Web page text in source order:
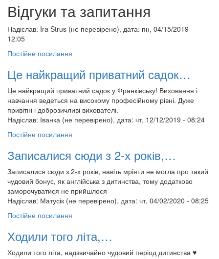
Відгуки та запитання
Надіслав: Ira Strus (не перевірено), дата: пн, 04/15/2019 -
12:05
Постійне посилання
Це найкращий приватний садок…
Це найкращий приватний садок у Франківську! Виховання і
навчання ведеться на високому професійному рівні. Дуже
привітні і доброзичливі вихователі.
Надіслав: Іванка (не перевірено), дата: чт, 12/12/2019 - 08:24
Постійне посилання
Записалися сюди з 2-х років,…
Записалися сюди з 2-х років, навіть мріяти не могла про такий
чудовий бонус, як англійська з дитинства, тому додатково
заморочуватися не прийшлося
Надіслав: Матусік (не перевірено), дата: чт, 04/02/2020 - 08:25
Постійне посилання
Ходили того літа,…
Ходили того літа, надзвичайно чудовий період дитинства ♥